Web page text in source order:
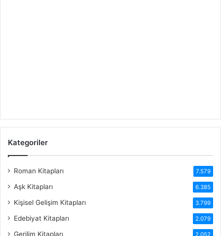
Kategoriler
Roman Kitapları 7.579
Aşk Kitapları 6.385
Kişisel Gelişim Kitapları 3.799
Edebiyat Kitapları 2.079
Gerilim Kitapları 2.052